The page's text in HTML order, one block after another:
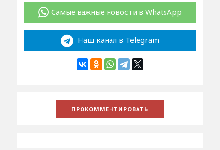
Самые важные новости в WhatsApp
Наш канал в Telegram